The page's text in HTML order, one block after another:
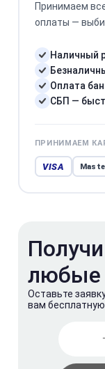
Принимаем
оплаты —
Наличный
Оплата
СБП —
ПРИНИМАЕМ
VISA
Получи
любые
Оставьте
вам